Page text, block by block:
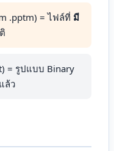
.pptm) = ไฟล์ที่ มี
= รูปแบบ Binary
ล้ว